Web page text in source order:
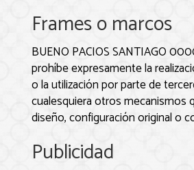
Frames o marcos
BUENO PACIOS SANTIAGO
prohíbe expresamente la
o la utilización por parte de
cualesquiera otros mecanismos
diseño, configuración original o
Publicidad